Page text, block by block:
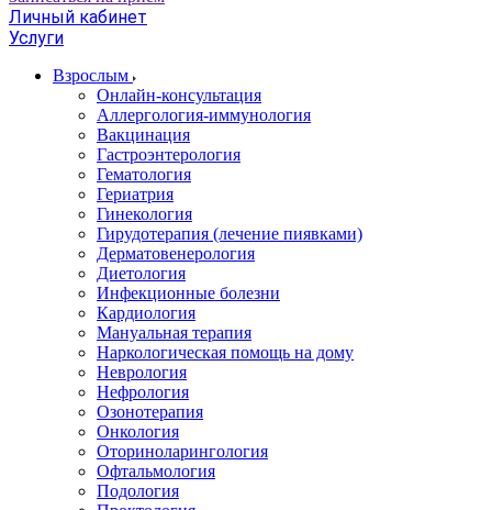
Личный кабинет
Услуги
Взрослым
Онлайн-консультация
Аллергология-иммунология
Вакцинация
Гастроэнтерология
Гематология
Гериатрия
Гинекология
Гирудотерапия (лечение пиявками)
Дерматовенерология
Диетология
Инфекционные болезни
Кардиология
Мануальная терапия
Наркологическая помощь на дому
Неврология
Нефрология
Озонотерапия
Онкология
Оториноларингология
Офтальмология
Подология